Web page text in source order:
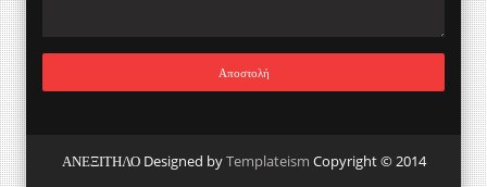
ΑΝΕΞΙΤΗΛΟ Designed byTemplateism Copyright © 2014